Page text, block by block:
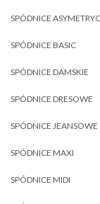
SPÓDNICE
SPÓDNICE BASIC
SPÓDNICE DAMSKIE
SPÓDNICE DRESOWE
SPÓDNICE JEANSOWE
SPÓDNICE MAXI
SPÓDNICE MIDI